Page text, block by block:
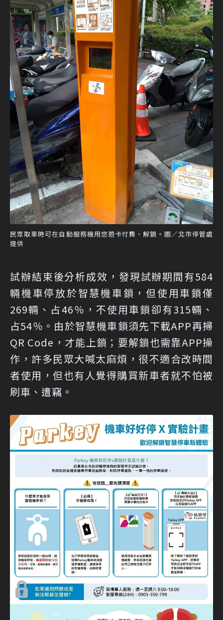
民眾取車時可在自動服務機用悠遊卡付費、解鎖。圖／北市停管處
提供
試辦結束後分析成效，發現試辦期間有584
輛機車停放於智慧機車鎖，但使用車鎖僅
269輛、占46％，不使用車鎖卻有315輛、
占54％。由於智慧機車鎖須先下載APP再掃
QR Code，才能上鎖；要解鎖也需靠APP操
作，許多民眾大喊太麻煩，很不適合改時間
者使用，但也有人覺得購買新車者就不怕被
刷車、遭竊。